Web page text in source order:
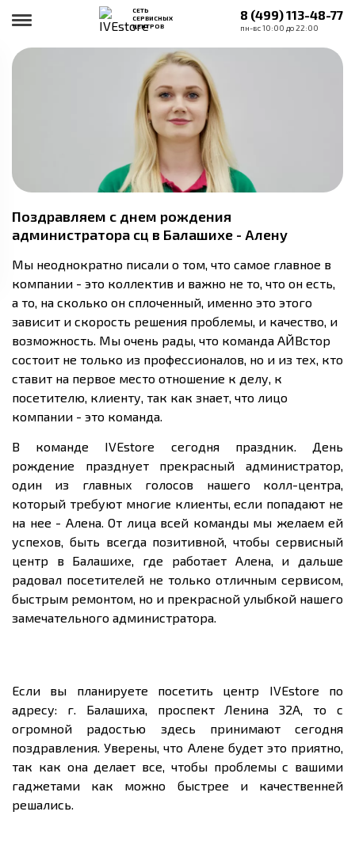
СЕТЬ
СЕРВИСНЫХ
ЦЕНТРОВ
8 (499) 113-48-77
пн-вс 10:00 до 22:00
Поздравляем с днем рождения
администратора сц в Балашихе - Алену
Мы неоднократно писали о том, что самое главное в
компании - это коллектив и важно не то, что он есть,
а то, на сколько он сплоченный, именно это этого
зависит и скорость решения проблемы, и качество, и
возможность. Мы очень рады, что команда АЙВстор
состоит не только из профессионалов, но и из тех, кто
ставит на первое место отношение к делу, к
посетителю, клиенту, так как знает, что лицо
компании - это команда.
В команде IVEstore сегодня праздник. День
рождение празднует прекрасный администратор,
один из главных голосов нашего колл-центра,
который требуют многие клиенты, если попадают не
на нее - Алена. От лица всей команды мы желаем ей
успехов, быть всегда позитивной, чтобы сервисный
центр в Балашихе, где работает Алена, и дальше
радовал посетителей не только отличным сервисом,
быстрым ремонтом, но и прекрасной улыбкой нашего
замечательного администратора.
Если вы планируете посетить центр IVEstore по
адресу: г. Балашиха, проспект Ленина 32А, то с
огромной радостью здесь принимают сегодня
поздравления. Уверены, что Алене будет это приятно,
так как она делает все, чтобы проблемы с вашими
гаджетами как можно быстрее и качественней
решались.